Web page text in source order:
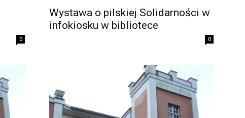
0
Wystawa o pilskiej Solidarności w
infokiosku w bibliotece
0